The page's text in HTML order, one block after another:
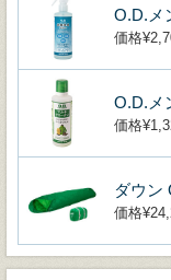
O.D.メ
価格
O.D.メ
価格
ダウン
価格